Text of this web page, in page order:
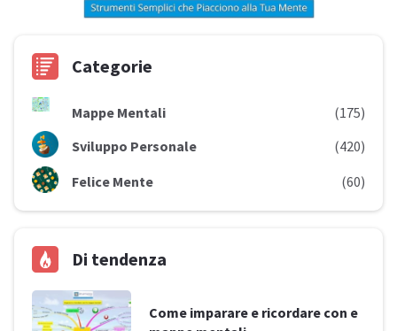
Categorie
Mappe Mentali
(175)
Sviluppo Personale
(420)
Felice Mente
(60)
Di tendenza
Come imparare e ricordare con e